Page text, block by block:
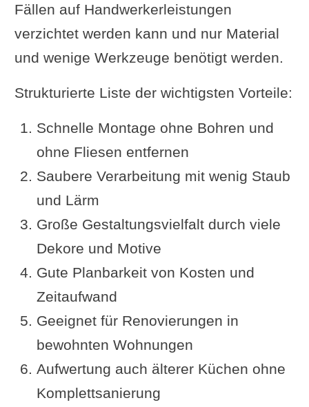
Fällen auf Handwerkerleistungen
verzichtet werden kann und nur Material
und wenige Werkzeuge benötigt werden.
Strukturierte Liste der wichtigsten Vorteile:
Schnelle Montage ohne Bohren und
ohne Fliesen entfernen
Saubere Verarbeitung mit wenig Staub
und Lärm
Große Gestaltungsvielfalt durch viele
Dekore und Motive
Gute Planbarkeit von Kosten und
Zeitaufwand
Geeignet für Renovierungen in
bewohnten Wohnungen
Aufwertung auch älterer Küchen ohne
Komplettsanierung